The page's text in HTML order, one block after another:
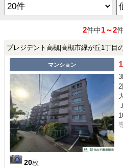
2件中1～2
プレジデント高槻|高槻市緑が丘1丁目
マンション
20枚